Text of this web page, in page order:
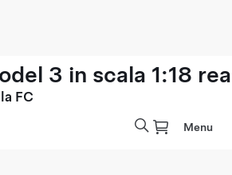
3 in scala 1:18
FC
Menu